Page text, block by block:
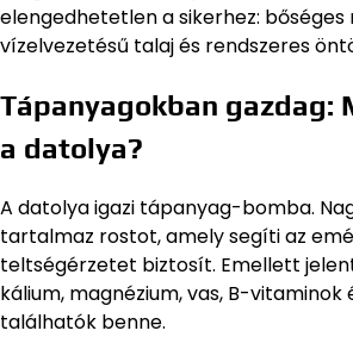
elengedhetetlen a sikerhez: bőséges
vízelvezetésű talaj és rendszeres
Tápanyagokban gazdag:
a datolya?
A datolya igazi tápanyag-bomba.
tartalmaz rostot, amely segíti az
teltségérzetet biztosít. Emellett
kálium, magnézium, vas, B-vitaminok
találhatók benne.